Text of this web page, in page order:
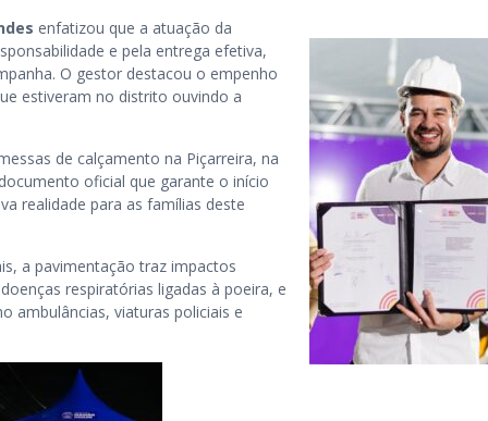
enfatizou que a atuação da
e pela entrega efetiva,
O gestor destacou o empenho
estiveram no distrito ouvindo a
de calçamento na Piçarreira, na
oficial que garante o início
realidade para as famílias deste
a pavimentação traz impactos
respiratórias ligadas à poeira, e
ambulâncias, viaturas policiais e